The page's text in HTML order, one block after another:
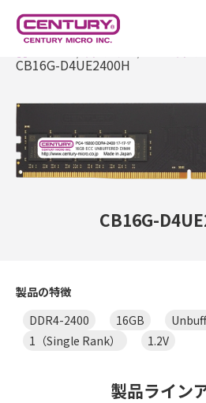
CB16G-D4UE2400H
CB16G-
製品の特徴
DDR4-2400
16GB
1（Single Rank）
1.2V
製品ライン